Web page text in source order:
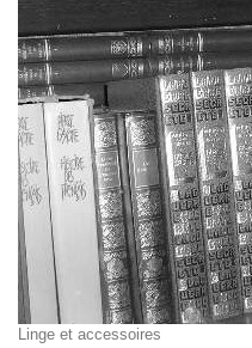
Linge et accessoires